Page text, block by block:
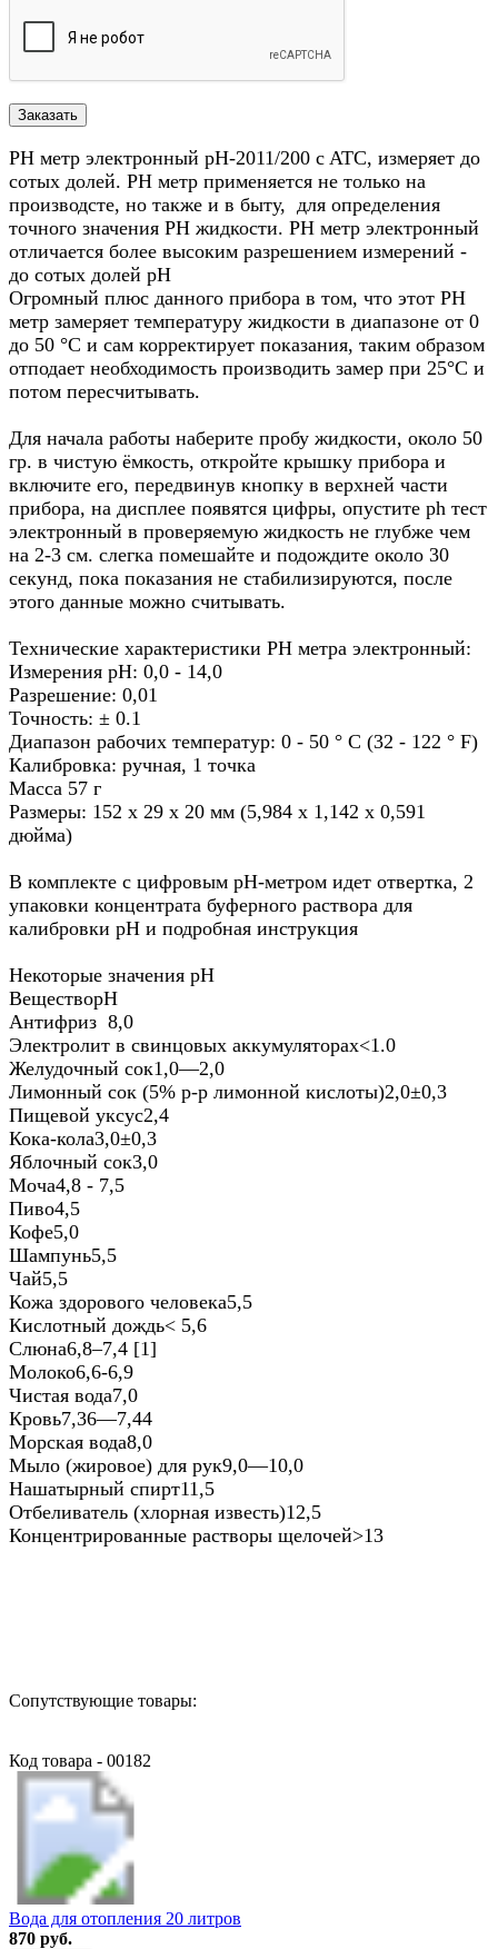
PH метр электронный pН-2011/200 c ATC, измеряет до
сотых долей. РН метр применяется не только на
производсте, но также и в быту, для определения
точного значения РН жидкости. PH метр электронный
отличается более высоким разрешением измерений -
до сотых долей pH
Огромный плюс данного прибора в том, что этот PH
метр замеряет температуру жидкости в диапазоне от 0
до 50 °C и сам корректирует показания, таким образом
отподает необходимость производить замер при 25°C и
потом пересчитывать.
Для начала работы наберите пробу жидкости, около 50
гр. в чистую ёмкость, откройте крышку прибора и
включите его, передвинув кнопку в верхней части
прибора, на дисплее появятся цифры, опустите ph тест
электронный в проверяемую жидкость не глубже чем
на 2-3 см. слегка помешайте и подождите около 30
секунд, пока показания не стабилизируются, после
этого данные можно считывать.
Технические характеристики PH метра электронный:
Измерения рН: 0,0 - 14,0
Разрешение: 0,01
Точность: ± 0.1
Диапазон рабочих температур: 0 - 50 ° C (32 - 122 ° F)
Калибровка: ручная, 1 точка
Масса 57 г
Размеры: 152 х 29 х 20 мм (5,984 х 1,142 х 0,591
дюйма)
В комплекте с цифровым pH-метром идет отвертка, 2
упаковки концентрата буферного раствора для
калибровки pH и подробная инструкция
Некоторые значения pH
ВеществоpH
Антифриз 8,0
Электролит в свинцовых аккумуляторах<1.0
Желудочный сок1,0—2,0
Лимонный сок (5% р-р лимонной кислоты)2,0±0,3
Пищевой уксус2,4
Кока-кола3,0±0,3
Яблочный сок3,0
Моча4,8 - 7,5
Пиво4,5
Кофе5,0
Шампунь5,5
Чай5,5
Кожа здорового человека5,5
Кислотный дождь< 5,6
Слюна6,8–7,4 [1]
Молоко6,6-6,9
Чистая вода7,0
Кровь7,36—7,44
Морская вода8,0
Мыло (жировое) для рук9,0—10,0
Нашатырный спирт11,5
Отбеливатель (хлорная известь)12,5
Концентрированные растворы щелочей>13
Сопутствующие товары:
Код товара - 00182
Вода для отопления 20 литров
870 руб.